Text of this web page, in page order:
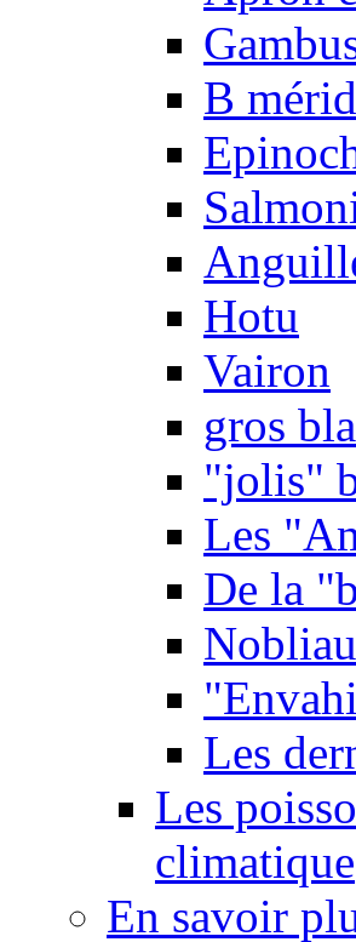
B
Hotu
Vairon
gros
"jolis"
Les
De la
Les
Les
climatique
En savoir